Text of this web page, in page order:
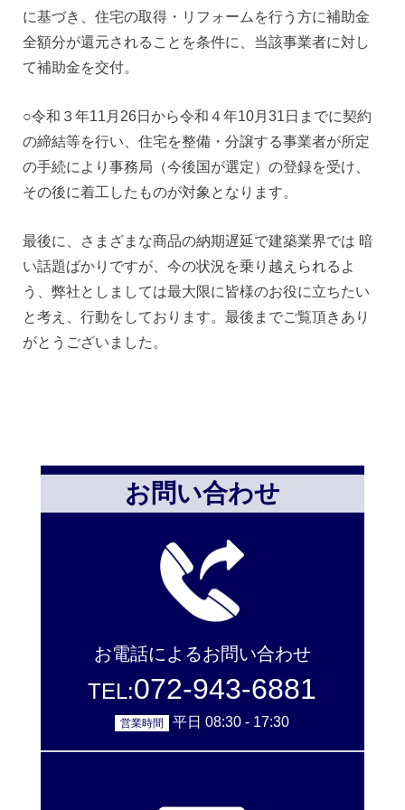
に基づき、住宅の取得・リフォームを行う方に補助金
全額分が還元されることを条件に、当該事業者に対し
て補助金を交付。
○令和３年11月26日から令和４年10月31日までに契約
の締結等を行い、住宅を整備・分譲する事業者が所定
の手続により事務局（今後国が選定）の登録を受け、
その後に着工したものが対象となります。
最後に、さまざまな商品の納期遅延で建築業界では 暗
い話題ばかりですが、今の状況を乗り越えられるよ
う、弊社としましては最大限に皆様のお役に立ちたい
と考え、行動をしております。最後までご覧頂きあり
がとうございました。
お問い合わせ
お電話によるお問い合わせ
TEL:072-943-6881
営業時間 平日 08:30 - 17:30